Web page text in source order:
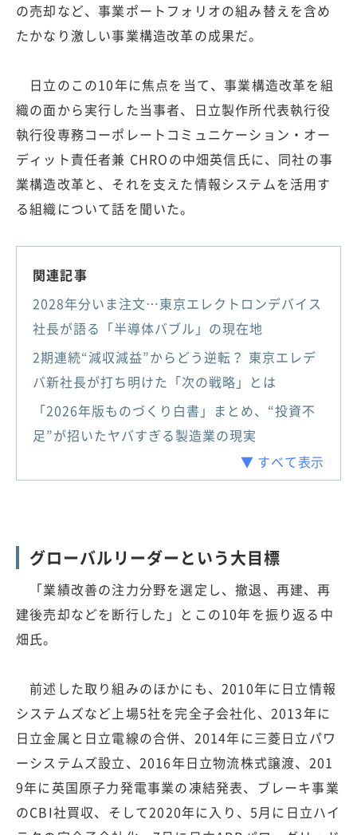
の売却など、事業ポートフォリオの組み替えを含め
たかなり激しい事業構造改革の成果だ。
日立のこの10年に焦点を当て、事業構造改革を組
織の面から実行した当事者、日立製作所代表執行役
執行役専務コーポレートコミュニケーション・オー
ディット責任者兼 CHROの中畑英信氏に、同社の事
業構造改革と、それを支えた情報システムを活用す
る組織について話を聞いた。
関連記事
2028年分いま注文…東京エレクトロンデバイス
社長が語る「半導体バブル」の現在地
2期連続“減収減益”からどう逆転？ 東京エレデ
バ新社長が打ち明けた「次の戦略」とは
「2026年版ものづくり白書」まとめ、“投資不
足”が招いたヤバすぎる製造業の現実
▼ すべて表示
グローバルリーダーという大目標
「業績改善の注力分野を選定し、撤退、再建、再
建後売却などを断行した」とこの10年を振り返る中
畑氏。
前述した取り組みのほかにも、2010年に日立情報
システムズなど上場5社を完全子会社化、2013年に
日立金属と日立電線の合併、2014年に三菱日立パワ
ーシステムズ設立、2016年日立物流株式譲渡、201
9年に英国原子力発電事業の凍結発表、ブレーキ事業
のCBI社買収、そして2020年に入り、5月に日立ハイ